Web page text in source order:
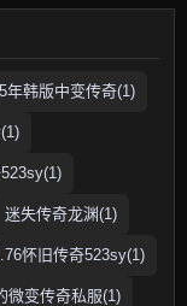
年韩版中变传奇(1)
迷失传奇龙渊(1)
怀旧传奇523sy(1)
微变传奇私服(1)